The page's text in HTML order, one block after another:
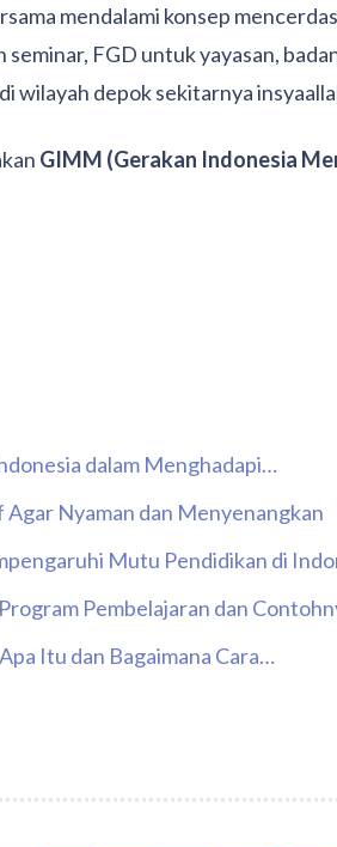
mendalami konsep
FGD untuk yayasan,
wilayah depok sekitarnya
GIMM (Gerakan Indonesia
dalam Menghadapi…
Nyaman dan Menyenangkan
Mutu Pendidikan di
Pembelajaran dan
Itu dan Bagaimana Cara…